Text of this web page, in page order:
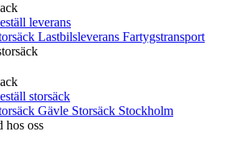
leverans
Lastbilsleverans Fartygstransport
storsäck
Gävle Storsäck Stockholm
hos oss